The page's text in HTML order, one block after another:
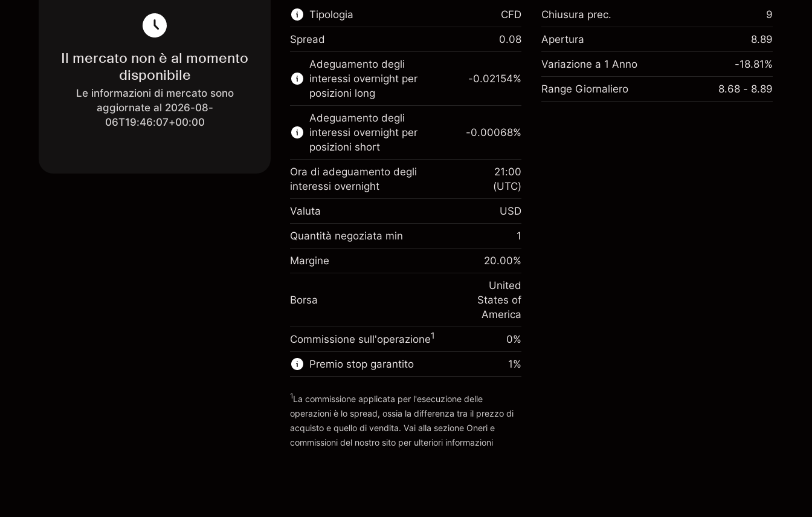
Il mercato non è al momento
disponibile
Le informazioni di mercato sono
aggiornate al 2026-08-
06T19:46:07+00:00
Tipologia
Questo mercato finanziario è disponibile per il
trading di CFD.
Scopri di più su:
CFD
CFD
Spread 0.08
Adeguamento degli
interessi overnight per
posizioni long
Margine. Il tuo
$1,000.00
Adeguamento
finanziamento overnight
Oneri per l'intero valore della
posizione
-0.02154
(-$1.08)
$5,000.00
Denaro da leva ~
Vai alla piattaforma
-0.02154%
Adeguamento degli
interessi overnight per
posizioni short
investimento
$1,000.00
posizione
-0.000682
(-$0.03)
Dimensione dell'operazione a leva ~
$5,000.00
Denaro da leva ~$4,000.00
Vai alla piattaforma
-0.00068%
Ora di adeguamento degli
interessi overnight
21:00
(UTC)
Valuta USD
Quantità negoziata min 1
Margine 20.00%
Borsa
United
States of
America
Commissione sull'operazione1 0%
Premio stop garantito 1%
1La commissione applicata per l'esecuzione delle
operazioni è lo spread, ossia la differenza tra il prezzo di
acquisto e quello di vendita. Vai alla sezione Oneri e
commissioni del nostro sito per ulteriori informazioni
Chiusura prec. 9
Apertura 8.89
Variazione a 1 Anno -18.81%
Range Giornaliero 8.68 - 8.89